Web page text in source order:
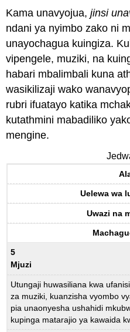
Kama unavyojua,jinsi
ndani ya nyimbo zako ni
unayochagua kuingiza.
vipengele, muziki, na
habari mbalimbali kuna
wasikilizaji wako
rubri ifuatayo katika
kutathmini mabadiliko
mengine.
Uelewa wa
Uwazi na
5
Mjuzi
Utungaji huwasiliana kwa
za muziki, kuanzisha vyombo
pia unaonyesha ushahidi
kupinga matarajio ya kawaida